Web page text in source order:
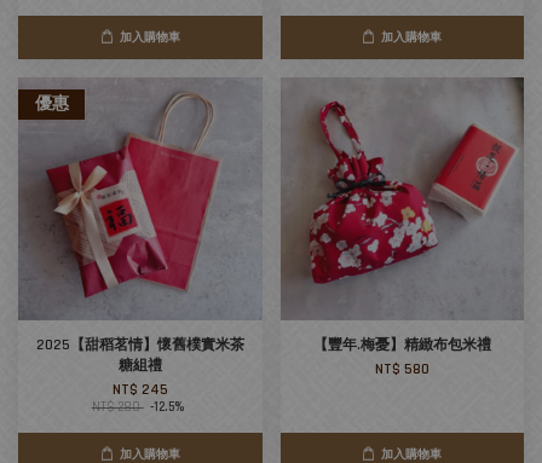
加入購物車 加入購物車
優惠
2025【甜稻茗情】懷舊樸實米茶
糖組禮
NT$ 245
NT$ 280 -12.5%
加入購物車
【豐年.梅憂】精緻布包米禮
NT$ 580
加入購物車